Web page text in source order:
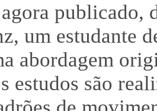
publicado,
um estudante
abordagem
estudos são